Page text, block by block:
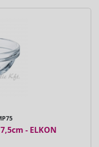
- ELKON